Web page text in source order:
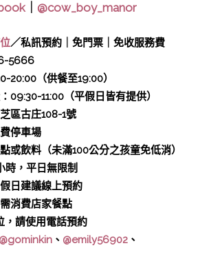
@cow_boy_manor
／私訊預約｜免門票｜免收服務費
5666
20:00（供餐至19:00）
09:30-11:00（平假日皆有提供）
區古庄108-1號
停車場
或飲料（未滿100公分之孩童免低消）
時，平日無限制
日建議線上預約
消費店家餐點
，請使用電話預約
@gominkin 、 @emily56902 、